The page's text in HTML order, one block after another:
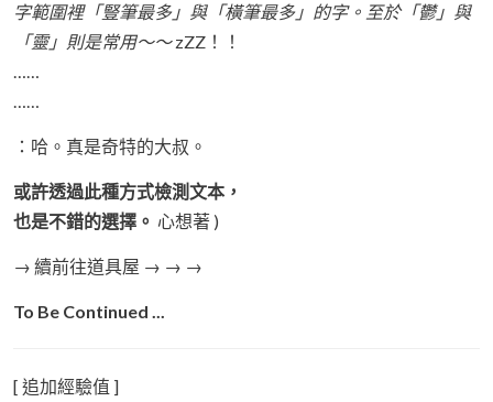
字範圍裡「豎筆最多」與「橫筆最多」的字。至於「鬱」與
「靈」則是常用～～zZZ！！
……
……
：哈。真是奇特的大叔。
或許透過此種方式檢測文本，
也是不錯的選擇。 心想著 )
→ 續前往道具屋 → → →
To Be Continued ...
[ 追加經驗值 ]